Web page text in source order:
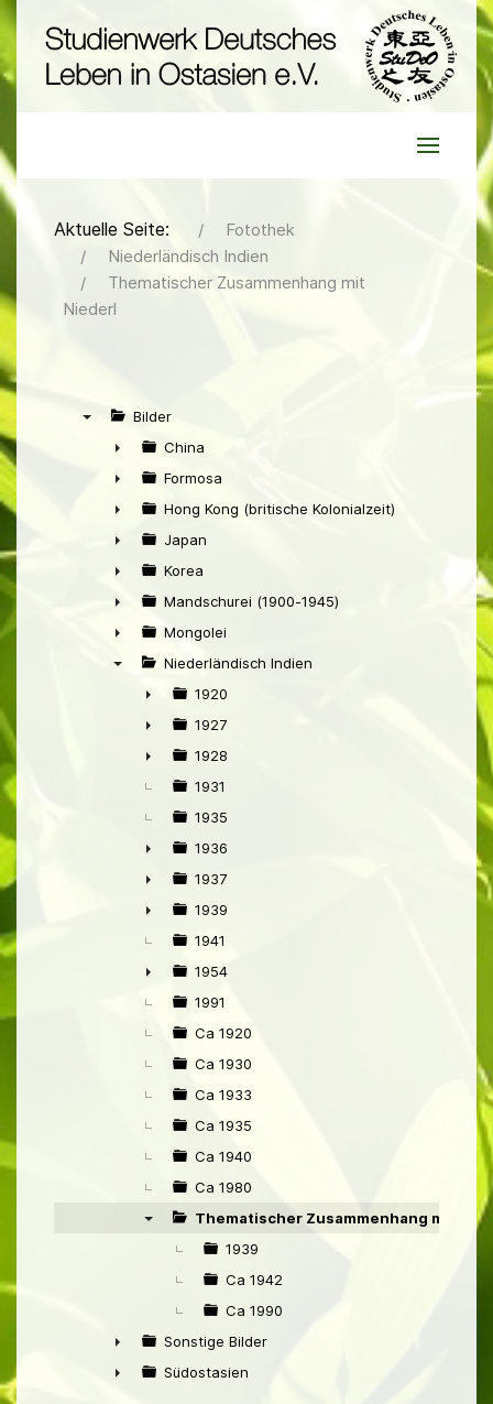
Aktuelle Seite:
Fotothek
Niederländisch Indien
Thematischer Zusammenhang mit
Niederl
Bilder
►
China
►
Formosa
►
Hong Kong (britische Kolonialzeit)
►
Japan
►
Korea
►
Mandschurei (1900-1945)
►
Mongolei
Niederländisch Indien
►
1920
►
1927
►
1928
1931
1935
►
1936
►
1937
►
1939
1941
►
1954
1991
Ca 1920
Ca 1930
Ca 1933
Ca 1935
Ca 1940
Ca 1980
Thematischer Zusammenhang mit
1939
Ca 1942
Ca 1990
►
Sonstige Bilder
Südostasien